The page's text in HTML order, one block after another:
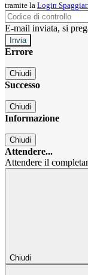
tramite la Login
E-mail inviata, si
Errore
Chiudi
Successo
Chiudi
Informazione
Chiudi
Attendere...
Attendere il
Chiudi